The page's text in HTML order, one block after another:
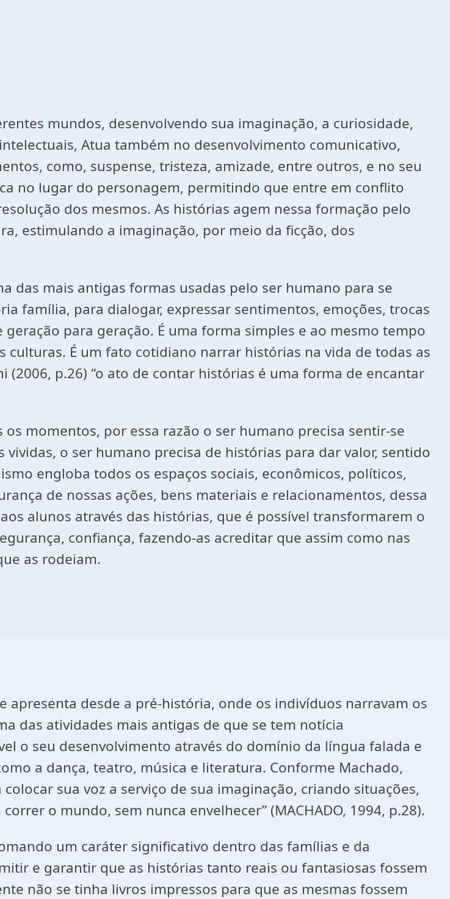
mundos, desenvolvendo sua imaginação, a curiosidade,
Atua também no desenvolvimento comunicativo,
como, suspense, tristeza, amizade, entre outros, e no seu
no lugar do personagem, permitindo que entre em conflito
dos mesmos. As histórias agem nessa formação pelo
estimulando a imaginação, por meio da ficção, dos
das mais antigas formas usadas pelo ser humano para se
família, para dialogar, expressar sentimentos, emoções, trocas
para geração. É uma forma simples e ao mesmo tempo
É um fato cotidiano narrar histórias na vida de todas as
(2006, p.26) “o ato de contar histórias é uma forma de encantar
momentos, por essa razão o ser humano precisa sentir-se
o ser humano precisa de histórias para dar valor, sentido
engloba todos os espaços sociais, econômicos, políticos,
de nossas ações, bens materiais e relacionamentos, dessa
alunos através das histórias, que é possível transformarem o
confiança, fazendo-as acreditar que assim como nas
as rodeiam.
desde a pré-história, onde os indivíduos narravam os
das atividades mais antigas de que se tem notícia
o seu desenvolvimento através do domínio da língua falada e
a dança, teatro, música e literatura. Conforme Machado,
sua voz a serviço de sua imaginação, criando situações,
o mundo, sem nunca envelhecer” (MACHADO, 1994, p.28).
um caráter significativo dentro das famílias e da
e garantir que as histórias tanto reais ou fantasiosas fossem
não se tinha livros impressos para que as mesmas fossem